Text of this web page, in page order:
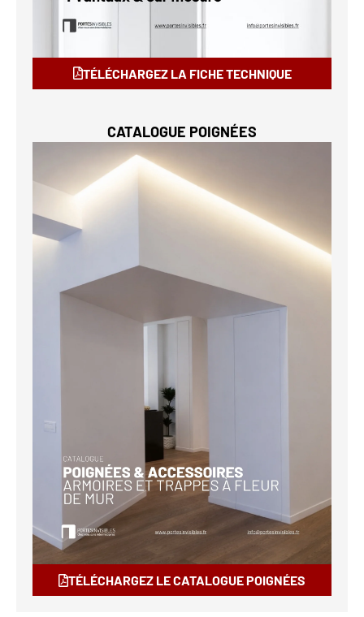
TÉLÉCHARGEZ LA FICHE TECHNIQUE
CATALOGUE POIGNÉES
TÉLÉCHARGEZ LE CATALOGUE POIGNÉES